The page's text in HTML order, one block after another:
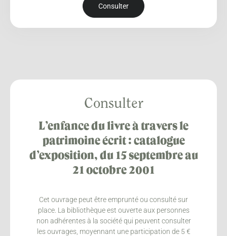
Consulter
Consulter
L’enfance du livre à travers le
patrimoine écrit : catalogue
d’exposition, du 15 septembre au
21 octobre 2001
Cet ouvrage peut être emprunté ou consulté sur
place. La bibliothèque est ouverte aux personnes
non adhérentes à la société qui peuvent consulter
les ouvrages, moyennant une participation de 5 €